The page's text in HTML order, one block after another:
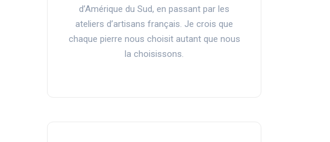
d’Amérique du Sud, en passant par les
ateliers d’artisans français. Je crois que
chaque pierre nous choisit autant que nous
la choisissons.